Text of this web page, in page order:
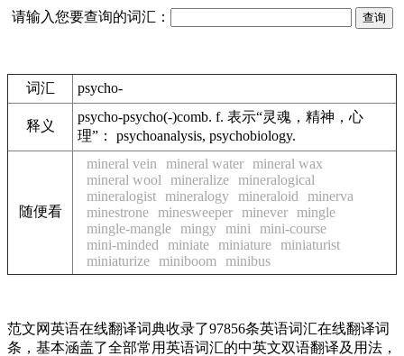
请输入您要查询的词汇：
词汇 psycho-
释义
psycho-psycho(-)comb. f. 表示“灵魂，精神，心
理”： psychoanalysis, psychobiology.
随便看
mineral vein mineral water mineral wax
mineral wool
mineralize mineralogical
mineralogist mineralogy mineraloid
minerva
minestrone minesweeper minever mingle
mingle-mangle mingy mini
mini-course
mini-minded
miniate miniature miniaturist
miniaturize miniboom minibus
范文网英语在线翻译词典收录了97856条英语词汇在线翻译词
条，基本涵盖了全部常用英语词汇的中英文双语翻译及用法，